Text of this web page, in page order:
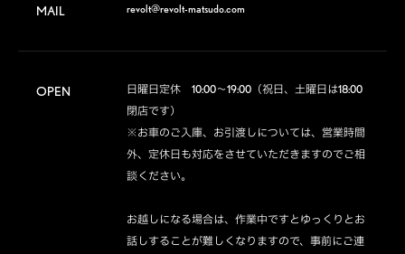
MAIL revolt@revolt-matsudo.com
OPEN
日曜日定休　10:00～19:00（祝日、土曜日は18:00
閉店です）
※お車のご入庫、お引渡しについては、営業時間
外、定休日も対応をさせていただきますのでご相
談ください。
お越しになる場合は、作業中ですとゆっくりとお
話しすることが難しくなりますので、事前にご連